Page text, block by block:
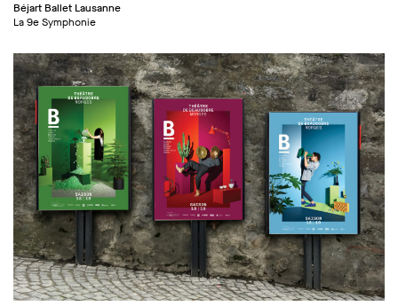
Béjart Ballet Lausanne
La 9e Symphonie